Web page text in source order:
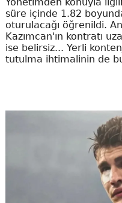
süre içinde 1.82
oturulacağı öğrenildi.
Kazımcan'ın kontratı
ise belirsiz... Yerli
tutulma ihtimalinin de